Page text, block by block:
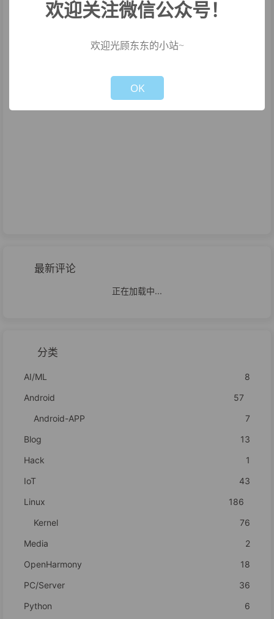
最新评论
正在加载中...
分类
AI/ML
8
Android
57
Android-APP
7
Blog
13
Hack
1
IoT
43
Linux
186
Kernel
76
Media
2
OpenHarmony
18
PC/Server
36
Python
6
欢迎关注微信公众号！
欢迎光顾东东的小站~
OK